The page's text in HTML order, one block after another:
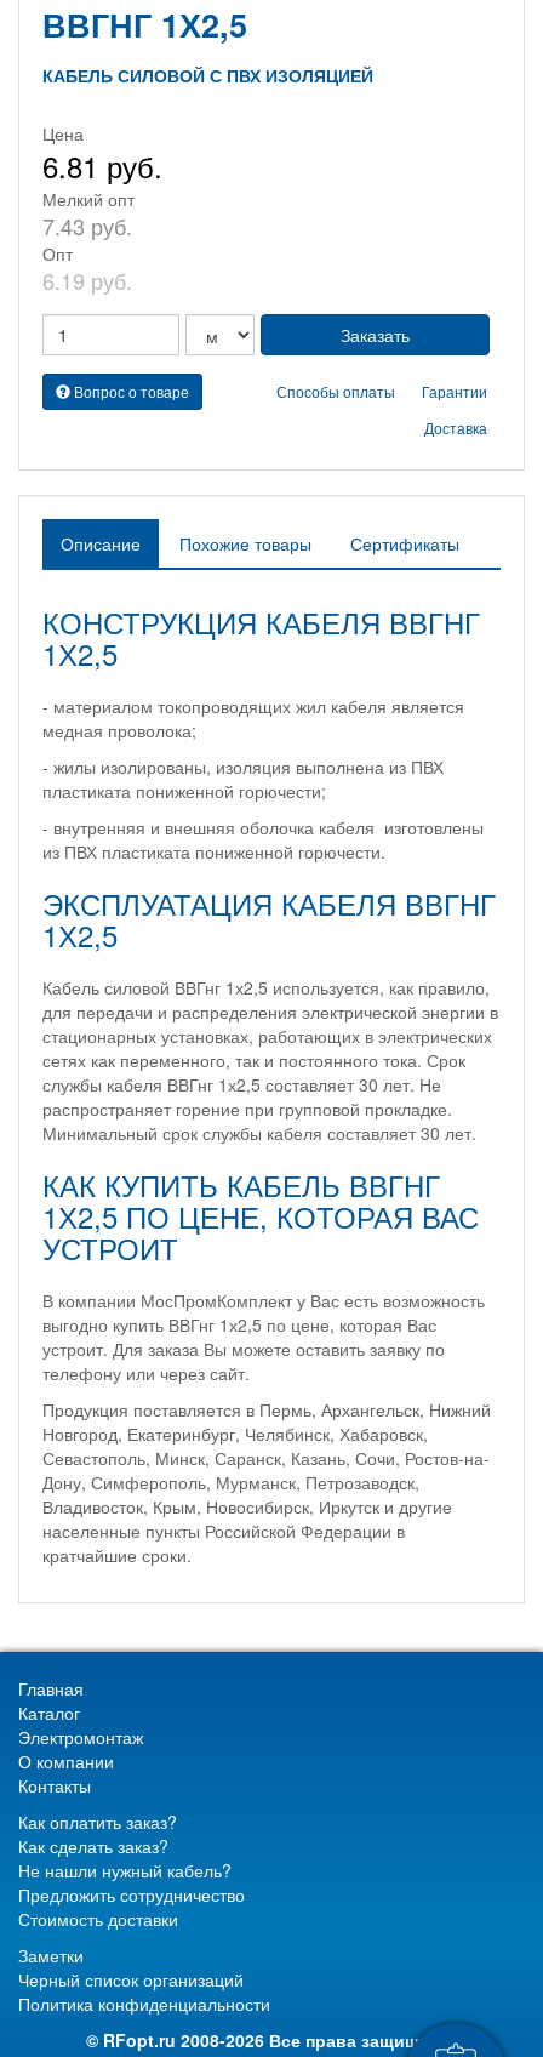
ВВГНГ 1Х2,5
КАБЕЛЬ СИЛОВОЙ С ПВХ ИЗОЛЯЦИЕЙ
Цена
6.81 руб.
Мелкий опт
7.43 руб.
Опт
6.19 руб.
Вопрос о товаре Гарантии
Способы оплаты
Доставка
Описание Похожие товары Сертификаты
КОНСТРУКЦИЯ КАБЕЛЯ ВВГНГ
1Х2,5
- материалом токопроводящих жил кабеля является
медная проволока;
- жилы изолированы, изоляция выполнена из ПВХ
пластиката пониженной горючести;
- внутренняя и внешняя оболочка кабеля изготовлены
из ПВХ пластиката пониженной горючести.
ЭКСПЛУАТАЦИЯ КАБЕЛЯ ВВГНГ
1Х2,5
Кабель силовой ВВГнг 1х2,5 используется, как правило,
для передачи и распределения электрической энергии в
стационарных установках, работающих в электрических
сетях как переменного, так и постоянного тока. Срок
службы кабеля ВВГнг 1х2,5 составляет 30 лет. Не
распространяет горение при групповой прокладке.
Минимальный срок службы кабеля составляет 30 лет.
КАК КУПИТЬ КАБЕЛЬ ВВГНГ
1Х2,5 ПО ЦЕНЕ, КОТОРАЯ ВАС
УСТРОИТ
В компании МосПромКомплект у Вас есть возможность
выгодно купить ВВГнг 1х2,5 по цене, которая Вас
устроит. Для заказа Вы можете оставить заявку по
телефону или через сайт.
Продукция поставляется в Пермь, Архангельск, Нижний
Новгород, Екатеринбург, Челябинск, Хабаровск,
Севастополь, Минск, Саранск, Казань, Сочи, Ростов-на-
Дону, Симферополь, Мурманск, Петрозаводск,
Владивосток, Крым, Новосибирск, Иркутск и другие
населенные пункты Российской Федерации в
кратчайшие сроки.
Главная
Каталог
Электромонтаж
О компании
Контакты
Как оплатить заказ?
Как сделать заказ?
Не нашли нужный кабель?
Предложить сотрудничество
Стоимость доставки
Заметки
Черный список организаций
Политика конфиденциальности
© RFopt.ru 2008-2026 Все права защищены.